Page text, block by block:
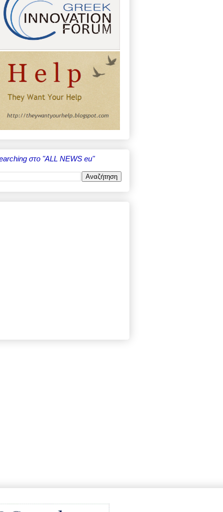
στο "ALL NEWS eu"